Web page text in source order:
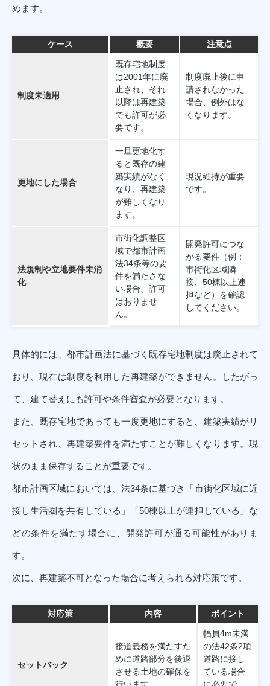
めます。
ケース 概要 注意点
制度未適用
既存宅地制度
は2001年に廃
止され、それ
以降は再建築
でも許可が必
要です。
制度廃止後に申
請されなかった
場合、例外はな
くなります。
更地にした場合
一旦更地化す
ると既存の建
築実績がなく
なり、再建築
が難しくなり
ます。
現況維持が重要
です。
法規制や立地要件未消
化
市街化調整区
域で都市計画
法34条等の要
件を満たさな
い場合、許可
はおりませ
ん。
開発許可につな
がる要件（例：
市街化区域隣
接、50棟以上連
担など）を確認
してください。
具体的には、都市計画法に基づく既存宅地制度は廃止されて
おり、現在は制度を利用した再建築ができません。したがっ
て、建て替えにも許可や条件審査が必要となります。
また、既存宅地であっても一度更地にすると、建築実績がリ
セットされ、再建築要件を満たすことが難しくなります。現
状のまま保存することが重要です。
都市計画区域においては、法34条に基づき「市街化区域に近
接し生活圏を共有している」「50棟以上が連担している」な
どの条件を満たす場合に、開発許可が通る可能性がありま
す。
次に、再建築不可となった場合に考えられる対応策です。
対応策 内容 ポイント
セットバック
接道義務を満たすた
めに道路部分を後退
させる土地の確保を
行います。
幅員4m未満
の法42条2項
道路に接し
ている場合
に必要で